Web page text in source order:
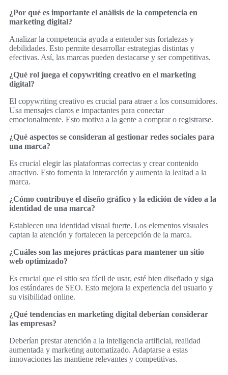
¿Por qué es importante el análisis de la competencia en
marketing digital?
Analizar la competencia ayuda a entender sus fortalezas y
debilidades. Esto permite desarrollar estrategias distintas y
efectivas. Así, las marcas pueden destacarse y ser competitivas.
¿Qué rol juega el copywriting creativo en el marketing
digital?
El copywriting creativo es crucial para atraer a los consumidores.
Usa mensajes claros e impactantes para conectar
emocionalmente. Esto motiva a la gente a comprar o registrarse.
¿Qué aspectos se consideran al gestionar redes sociales para
una marca?
Es crucial elegir las plataformas correctas y crear contenido
atractivo. Esto fomenta la interacción y aumenta la lealtad a la
marca.
¿Cómo contribuye el diseño gráfico y la edición de vídeo a la
identidad de una marca?
Establecen una identidad visual fuerte. Los elementos visuales
captan la atención y fortalecen la percepción de la marca.
¿Cuáles son las mejores prácticas para mantener un sitio
web optimizado?
Es crucial que el sitio sea fácil de usar, esté bien diseñado y siga
los estándares de SEO. Esto mejora la experiencia del usuario y
su visibilidad online.
¿Qué tendencias en marketing digital deberían considerar
las empresas?
Deberían prestar atención a la inteligencia artificial, realidad
aumentada y marketing automatizado. Adaptarse a estas
innovaciones las mantiene relevantes y competitivas.